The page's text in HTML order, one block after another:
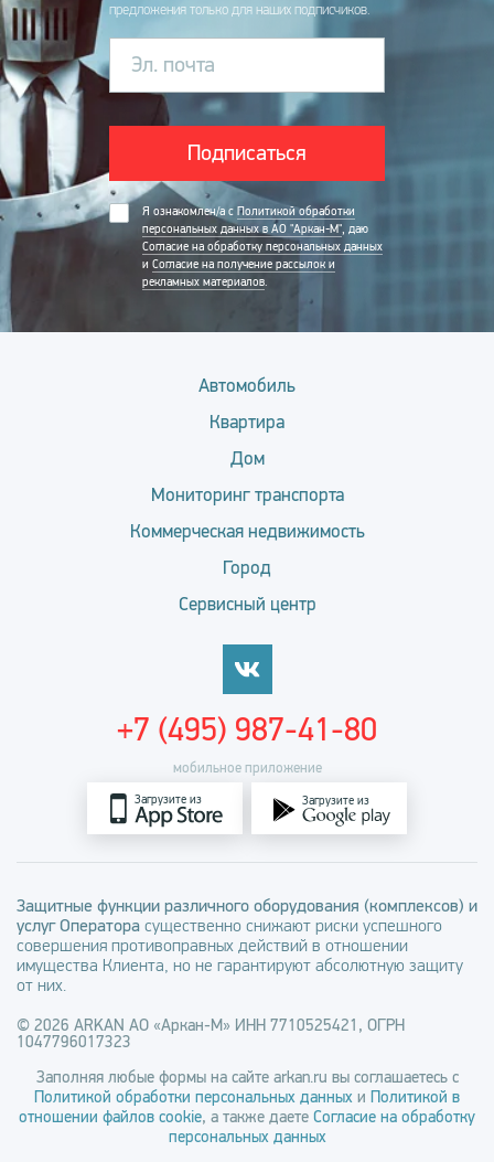
предложения только для наших подписчиков.
Эл. почта
Подписаться
Я ознакомлен/а с Политикой обработки
персональных данных в АО "Аркан-М", даю
Согласие на обработку персональных данных
и Согласие на получение рассылок и
рекламных материалов.
Автомобиль
Квартира
Дом
Мониторинг транспорта
Коммерческая недвижимость
Город
Сервисный центр
мобильное приложение
Загрузите из Загрузите из
+7 (495) 987-41-80
Защитные функции различного оборудования (комплексов) и
услуг Оператора существенно снижают риски успешного
совершения противоправных действий в отношении
имущества Клиента, но не гарантируют абсолютную защиту
от них.
© 2026 ARKAN АО «Аркан-М» ИНН 7710525421, ОГРН
1047796017323
Заполняя любые формы на сайте arkan.ru вы соглашаетесь с
Политикой обработки персональных данных и Политикой в
отношении файлов cookie, а также даете Согласие на обработку
персональных данных